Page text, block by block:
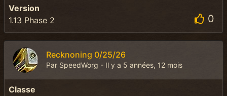
Version
1.13 Phase 2
0
Recknoning 0/25/26
Par SpeedWorg - Il y a 5 années, 12 mois
Classe